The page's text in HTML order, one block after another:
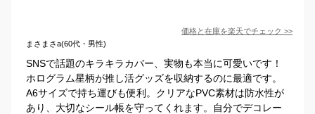
価格と在庫を楽天でチェック >>
まさまさa(60代・男性)
SNSで話題のキラキラカバー、実物も本当に可愛いです！
ホログラム星柄が推し活グッズを収納するのに最適です。
A6サイズで持ち運びも便利。クリアなPVC素材は防水性が
あり、大切なシール帳を守ってくれます。自分でデコレー